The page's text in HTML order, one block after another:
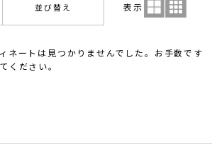
並び替え 表示
ネートは見つかりませんでした。お手数です
ください。